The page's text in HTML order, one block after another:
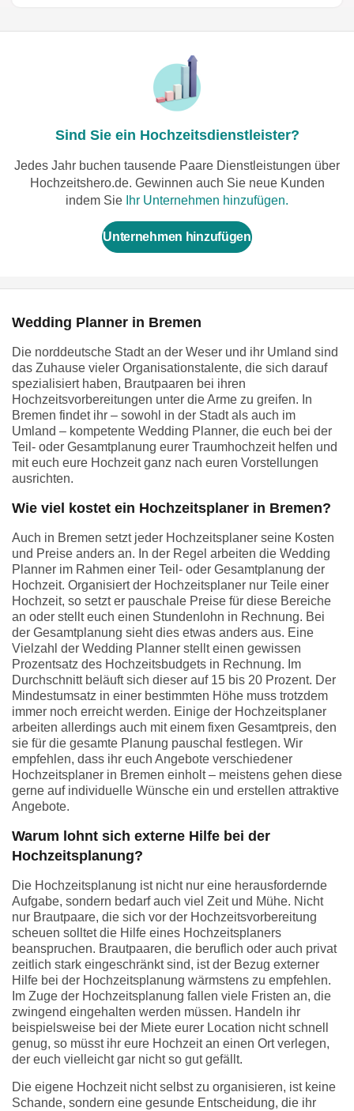
Sind Sie ein Hochzeitsdienstleister?
Jedes Jahr buchen tausende Paare Dienstleistungen über
Hochzeitshero.de. Gewinnen auch Sie neue Kunden
indem Sie Ihr Unternehmen hinzufügen.
Unternehmen hinzufügen
Wedding Planner in Bremen
Die norddeutsche Stadt an der Weser und ihr Umland sind
das Zuhause vieler Organisationstalente, die sich darauf
spezialisiert haben, Brautpaaren bei ihren
Hochzeitsvorbereitungen unter die Arme zu greifen. In
Bremen findet ihr – sowohl in der Stadt als auch im
Umland – kompetente Wedding Planner, die euch bei der
Teil- oder Gesamtplanung eurer Traumhochzeit helfen und
mit euch eure Hochzeit ganz nach euren Vorstellungen
ausrichten.
Wie viel kostet ein Hochzeitsplaner in Bremen?
Auch in Bremen setzt jeder Hochzeitsplaner seine Kosten
und Preise anders an. In der Regel arbeiten die Wedding
Planner im Rahmen einer Teil- oder Gesamtplanung der
Hochzeit. Organisiert der Hochzeitsplaner nur Teile einer
Hochzeit, so setzt er pauschale Preise für diese Bereiche
an oder stellt euch einen Stundenlohn in Rechnung. Bei
der Gesamtplanung sieht dies etwas anders aus. Eine
Vielzahl der Wedding Planner stellt einen gewissen
Prozentsatz des Hochzeitsbudgets in Rechnung. Im
Durchschnitt beläuft sich dieser auf 15 bis 20 Prozent. Der
Mindestumsatz in einer bestimmten Höhe muss trotzdem
immer noch erreicht werden. Einige der Hochzeitsplaner
arbeiten allerdings auch mit einem fixen Gesamtpreis, den
sie für die gesamte Planung pauschal festlegen. Wir
empfehlen, dass ihr euch Angebote verschiedener
Hochzeitsplaner in Bremen einholt – meistens gehen diese
gerne auf individuelle Wünsche ein und erstellen attraktive
Angebote.
Warum lohnt sich externe Hilfe bei der
Hochzeitsplanung?
Die Hochzeitsplanung ist nicht nur eine herausfordernde
Aufgabe, sondern bedarf auch viel Zeit und Mühe. Nicht
nur Brautpaare, die sich vor der Hochzeitsvorbereitung
scheuen solltet die Hilfe eines Hochzeitsplaners
beanspruchen. Brautpaaren, die beruflich oder auch privat
zeitlich stark eingeschränkt sind, ist der Bezug externer
Hilfe bei der Hochzeitsplanung wärmstens zu empfehlen.
Im Zuge der Hochzeitsplanung fallen viele Fristen an, die
zwingend eingehalten werden müssen. Handeln ihr
beispielsweise bei der Miete eurer Location nicht schnell
genug, so müsst ihr eure Hochzeit an einen Ort verlegen,
der euch vielleicht gar nicht so gut gefällt.
Die eigene Hochzeit nicht selbst zu organisieren, ist keine
Schande, sondern eine gesunde Entscheidung, die ihr